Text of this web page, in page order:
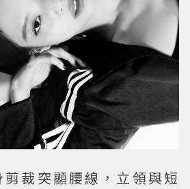
裁突顯腰線，立領與短